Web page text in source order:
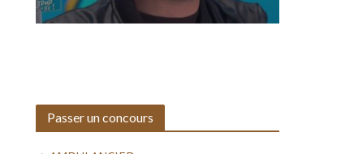
Passer un concours